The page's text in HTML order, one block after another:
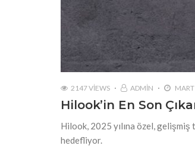
2147 VIEWS ADMIN
Hilook’in En Son
Hilook, 2025 yılına özel,
hedefliyor.